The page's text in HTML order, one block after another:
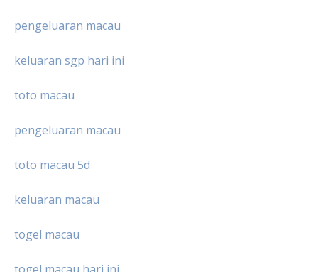
pengeluaran macau
keluaran sgp hari ini
toto macau
pengeluaran macau
toto macau 5d
keluaran macau
togel macau